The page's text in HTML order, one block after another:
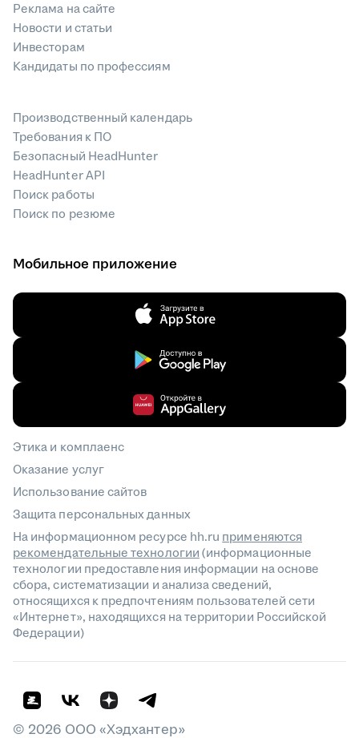
Реклама на сайте
Новости и статьи
Инвесторам
Кандидаты по профессиям
Производственный календарь
Требования к ПО
Безопасный HeadHunter
HeadHunter API
Поиск работы
Поиск по резюме
Мобильное приложение
Этика и комплаенс
Оказание услуг
Использование сайтов
Защита персональных данных
На информационном ресурсе hh.ru применяются
рекомендательные технологии(информационные
технологии предоставления информации на основе
сбора, систематизации и анализа сведений,
относящихся к предпочтениям пользователей сети
«Интернет», находящихся на территории Российской
Федерации)
© 2026 ООО «Хэдхантер»